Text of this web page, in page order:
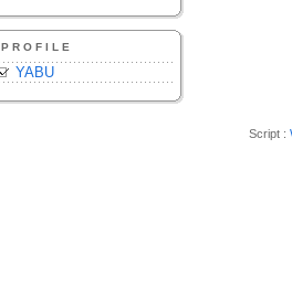
PROFILE
YABU
Script :